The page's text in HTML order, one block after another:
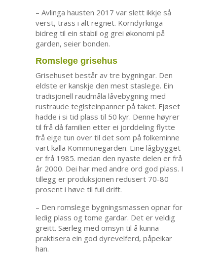
– Avlinga hausten 2017 var slett ikkje så
verst, trass i alt regnet. Korndyrkinga
bidreg til ein stabil og grei økonomi på
garden, seier bonden.
Romslege grisehus
Grisehuset består av tre bygningar. Den
eldste er kanskje den mest staslege. Ein
tradisjonell raudmåla låvebygning med
rustraude teglsteinpanner på taket. Fjøset
hadde i si tid plass til 50 kyr. Denne høyrer
til frå då familien etter ei jorddeling flytte
frå eige tun over til det som på folkeminne
vart kalla Kommunegarden. Eine lågbygget
er frå 1985. medan den nyaste delen er frå
år 2000. Dei har med andre ord god plass. I
tillegg er produksjonen redusert 70-80
prosent i høve til full drift.
– Den romslege bygningsmassen opnar for
ledig plass og tome gardar. Det er veldig
greitt. Særleg med omsyn til å kunna
praktisera ein god dyrevelferd, påpeikar
han.